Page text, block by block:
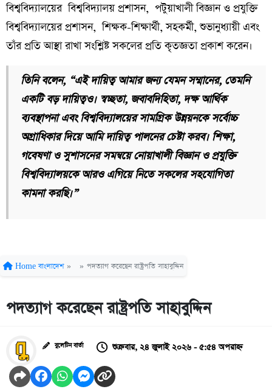
বিশ্ববিদ্যালয়ের বিশ্ববিদ্যালয় প্রশাসন, পটুয়াখালী বিজ্ঞান ও প্রযুক্তি
বিশ্ববিদ্যালয়ের প্রশাসন, শিক্ষক-শিক্ষার্থী, সহকর্মী, শুভানুধ্যায়ী এবং
তাঁর প্রতি আস্থা রাখা সংশ্লিষ্ট সকলের প্রতি কৃতজ্ঞতা প্রকাশ করেন।
তিনি বলেন, “এই দায়িত্ব আমার জন্য যেমন সম্মানের, তেমনি
একটি বড় দায়িত্বও। স্বচ্ছতা, জবাবদিহিতা, দক্ষ আর্থিক
ব্যবস্থাপনা এবং বিশ্ববিদ্যালয়ের সামগ্রিক উন্নয়নকে সর্বোচ্চ
অগ্রাধিকার দিয়ে আমি দায়িত্ব পালনের চেষ্টা করব। শিক্ষা,
গবেষণা ও সুশাসনের সমন্বয়ে নোয়াখালী বিজ্ঞান ও প্রযুক্তি
বিশ্ববিদ্যালয়কে আরও এগিয়ে নিতে সকলের সহযোগিতা
কামনা করছি।”
Home বাংলাদেশ » » পদত্যাগ করেছেন রাষ্ট্রপতি সাহাবুদ্দিন
পদত্যাগ করেছেন রাষ্ট্রপতি সাহাবুদ্দিন
বুলেটিন বার্তা শুক্রবার, ২৪ জুলাই ২০২৬ - ৫:৫৪ অপরাহ্ন